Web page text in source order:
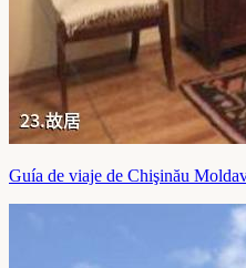
Guía de viaje de Chişinău